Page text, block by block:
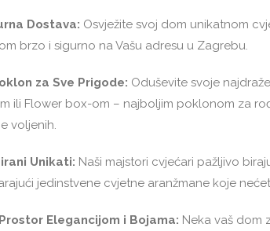
Dostava: Osvježite svoj dom unikatnom
brzo i sigurno na Vašu adresu u Zagrebu.
za Sve Prigode: Oduševite svoje
ili Flower box-om – najboljim poklonom za
voljenih.
Unikati: Naši majstori cvjećari pažljivo
jedinstvene cvjetne aranžmane koje
Elegancijom i Bojama: Neka vaš dom